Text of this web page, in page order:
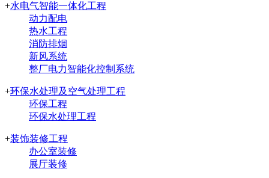
+水电气智能一体化工程
动力配电
热水工程
消防排烟
新风系统
整厂电力智能化控制系统
+环保水处理及空气处理工程
环保工程
环保水处理工程
+装饰装修工程
办公室装修
展厅装修